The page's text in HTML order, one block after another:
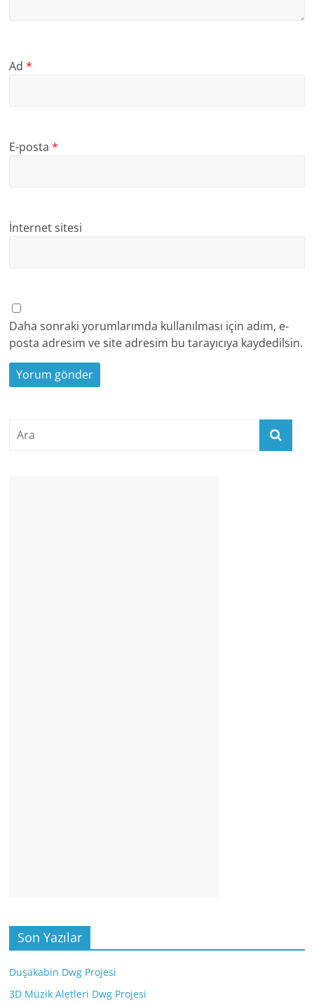
Ad*
E-posta*
İnternet sitesi
Daha sonraki yorumlarımda kullanılması için adım, e-
posta adresim ve site adresim bu tarayıcıya kaydedilsin.
Son Yazılar
Duşakabin Dwg Projesi
3D Müzik Aletleri Dwg Projesi